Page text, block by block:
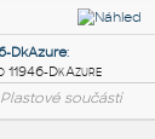
DkAzure:
24299-DkAzure
IPT Plastové